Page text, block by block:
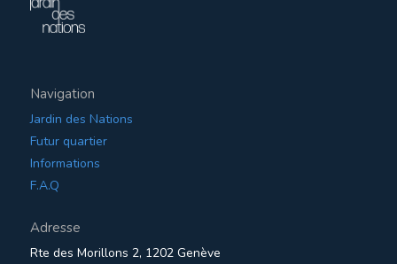
Navigation
Jardin des Nations
Futur quartier
Informations
F.A.Q
Adresse
Rte des Morillons 2, 1202 Genève